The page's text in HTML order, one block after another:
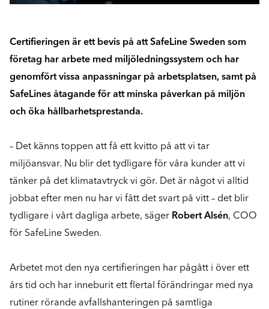
Certifieringen är ett bevis på att SafeLine Sweden som
företag har arbete med miljöledningssystem och har
genomfört vissa anpassningar på arbetsplatsen, samt på
SafeLines åtagande för att minska påverkan på miljön
och öka hållbarhetsprestanda.
– Det känns toppen att få ett kvitto på att vi tar
miljöansvar. Nu blir det tydligare för våra kunder att vi
tänker på det klimatavtryck vi gör. Det är något vi alltid
jobbat efter men nu har vi fått det svart på vitt – det blir
tydligare i vårt dagliga arbete, säger Robert Alsén, COO
för SafeLine Sweden.
Arbetet mot den nya certifieringen har pågått i över ett
års tid och har inneburit ett flertal förändringar med nya
rutiner rörande avfallshanteringen på samtliga